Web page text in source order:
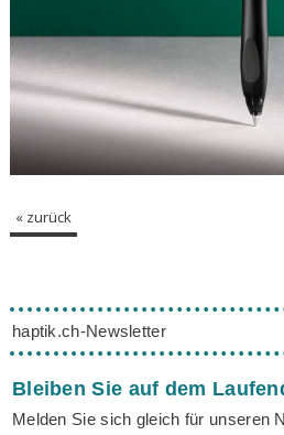
« zurück
haptik.ch-Newsletter
Bleiben Sie auf dem
Melden Sie sich gleich für unseren